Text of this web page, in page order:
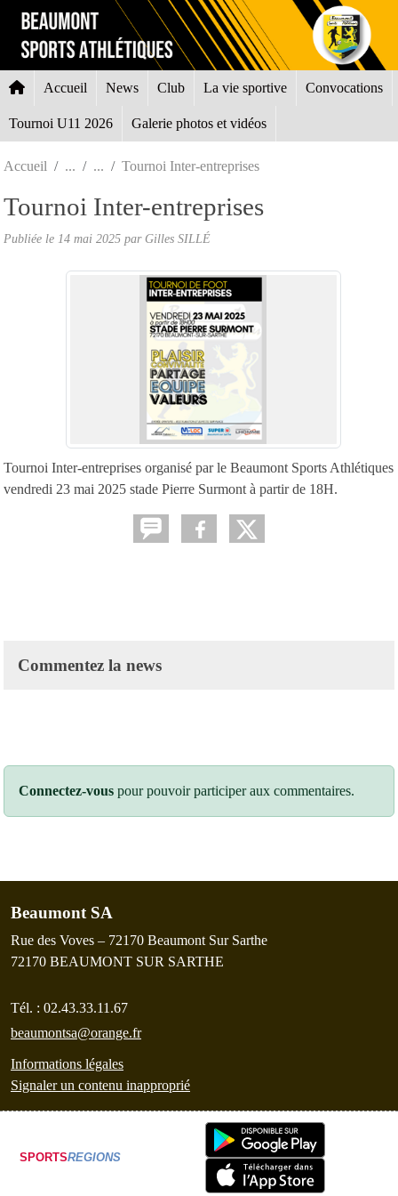
Accueil News Club La vie sportive Convocations
Tournoi U11 2026 Galerie photos et vidéos
Accueil Tournoi Inter-entreprises
Tournoi Inter-entreprises
Publiée le 14 mai 2025 par Gilles SILLÉ
Tournoi Inter-entreprises organisé par le Beaumont Sports Athlétiques
vendredi 23 mai 2025 stade Pierre Surmont à partir de 18H.
Commentez la news
Connectez-vous pour pouvoir participer aux commentaires.
Beaumont SA
Rue des Voves – 72170 Beaumont Sur Sarthe
72170 BEAUMONT SUR SARTHE
Tél. : 02.43.33.11.67
beaumontsa@orange.fr
Informations légales
Signaler un contenu inapproprié
SPORTSREGIONS
Panneau de gestion des cookies